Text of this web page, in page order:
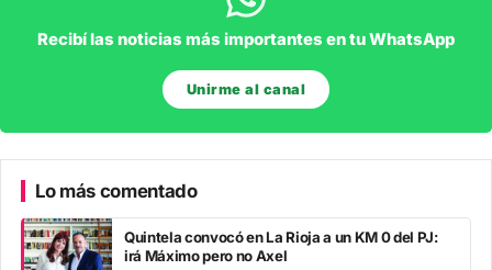
Recibí las noticias más importantes en tu WhatsApp
Unirme al canal
Lo más comentado
Quintela convocó en La Rioja a un KM 0 del PJ:
irá Máximo pero no Axel